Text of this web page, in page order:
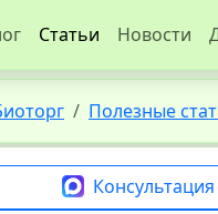
Статьи Новости
Полезные